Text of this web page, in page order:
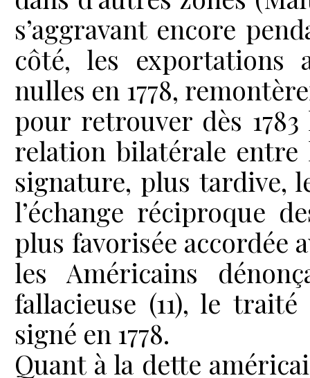
s’aggravant encore
côté, les exportations
nulles en 1778,
pour retrouver dès 1783
relation bilatérale entre
signature, plus tardive,
l’échange réciproque
plus favorisée accordée
les Américains
fallacieuse (11), le
signé en 1778.
Quant à la dette